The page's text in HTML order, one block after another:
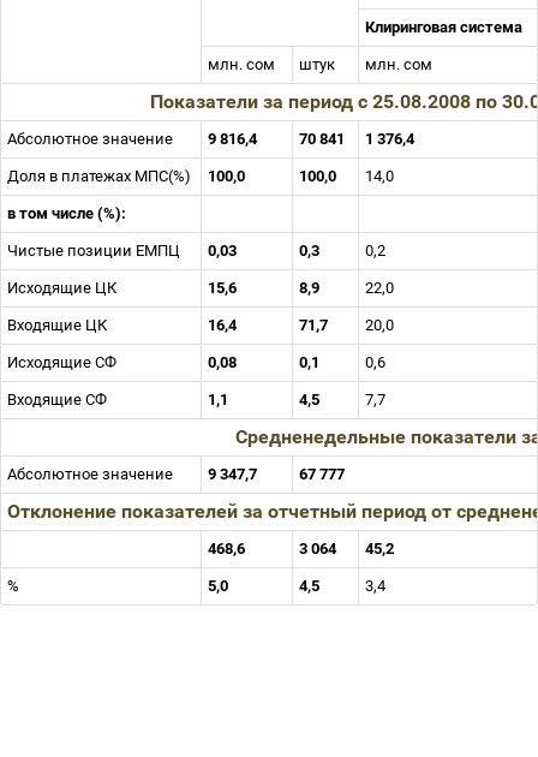
Клиринговая система
млн. сом штук млн. сом
Показатели за период с 25.08.2008 по
Абсолютное значение 9 816,4 70 841 1 376,4
Доля в платежах МПС(%) 100,0 100,0 14,0
в том числе (%):
Чистые позиции ЕМПЦ 0,03 0,3 0,2
Исходящие ЦК 15,6 8,9 22,0
Входящие ЦК 16,4 71,7 20,0
Исходящие СФ 0,08 0,1 0,6
Входящие СФ 1,1 4,5 7,7
Средненедельные показатели
Абсолютное значение 9 347,7 67 777
Отклонение показателей за отчетный период от
468,6 3 064 45,2
% 5,0 4,5 3,4